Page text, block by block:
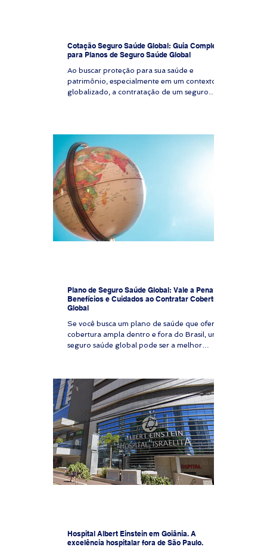
Cotação Seguro Saúde Global: Guia Completo
para Planos de Seguro Saúde Global
Ao buscar proteção para sua saúde e
patrimônio, especialmente em um contexto
globalizado, a contratação de um seguro
de qualidade, seja para você, sua família, seus
colaboradores ou expatriados. Este guia
detalhado apresenta um passo a passo para
realizar a cotação online de seguro saúde
global, com foco em clareza, segurança e
análise técnica. Cota
Plano de Seguro Saúde Global: Vale a Pena?
Benefícios e Cuidados ao Contratar Cobertura
Global
Se você busca um plano de saúde que ofereça
cobertura ampla dentro e fora do Brasil, um
seguro saúde global pode ser a melhor
exames e assistência em emergências globais,
esse tipo de cobertura está cada vez mais
presente entre executivos, expatriados,
investidores e quem valoriza atendimento
médico de alto nível. Mas será que vale a pena
contratar um plano de saúde global? Neste
artigo, vamos explora
Hospital Albert Einstein em Goiânia. A
excelência hospitalar fora de São Paulo.